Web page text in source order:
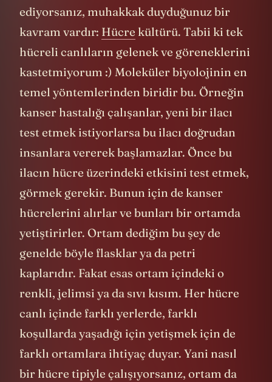
ediyorsanız, muhakkak duyduğunuz bir
kavram vardır: Hücre kültürü. Tabii ki tek
hücreli canlıların gelenek ve göreneklerini
kastetmiyorum :) Moleküler biyolojinin en
temel yöntemlerinden biridir bu. Örneğin
kanser hastalığı çalışanlar, yeni bir ilacı
test etmek istiyorlarsa bu ilacı doğrudan
insanlara vererek başlamazlar. Önce bu
ilacın hücre üzerindeki etkisini test etmek,
görmek gerekir. Bunun için de kanser
hücrelerini alırlar ve bunları bir ortamda
yetiştirirler. Ortam dediğim bu şey de
genelde böyle flasklar ya da petri
kaplarıdır. Fakat esas ortam içindeki o
renkli, jelimsi ya da sıvı kısım. Her hücre
canlı içinde farklı yerlerde, farklı
koşullarda yaşadığı için yetişmek için de
farklı ortamlara ihtiyaç duyar. Yani nasıl
bir hücre tipiyle çalışıyorsanız, ortam da